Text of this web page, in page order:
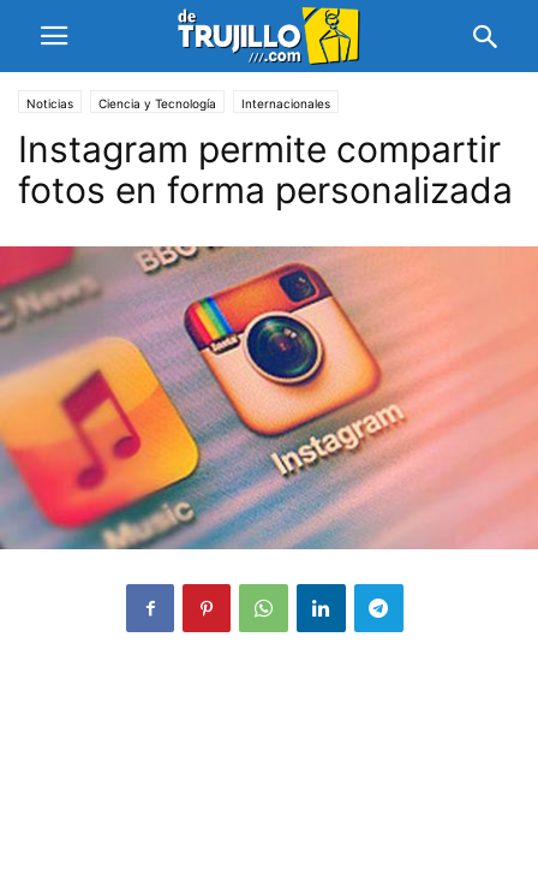
Noticias Ciencia y Tecnología Internacionales
Instagram permite compartir
fotos en forma personalizada